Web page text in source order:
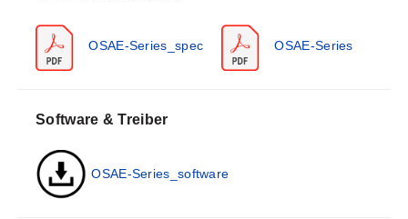
OSAE-Series_spec OSAE-Series
Software & Treiber
OSAE-Series_software